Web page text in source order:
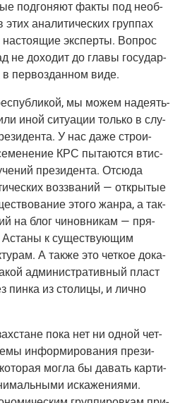
под­го­ня­ют фак­ты под необ­
ана­ли­ти­че­ских груп­пах
экс­пер­ты. Вопрос
не дохо­дит до гла­вы госу­дар­
в пер­во­здан­ном виде.
мы можем наде­ять­
иной ситу­а­ции толь­ко в слу­
У нас даже стро­и­
КРС пыта­ют­ся втис­
пре­зи­ден­та. Отсю­да
воз­зва­ний — откры­тые
это­го жан­ра, а так­
на блог чинов­ни­кам — пря­
Аста­ны к суще­ству­ю­щим
А так­же это чет­кое дока­
адми­ни­стра­тив­ный пласт
пин­ка из сто­ли­цы, и лич­но
пока нет ни одной чет­
инфор­ми­ро­ва­ния пре­зи­
мог­ла бы давать кар­ти­
иска­же­ни­я­ми.